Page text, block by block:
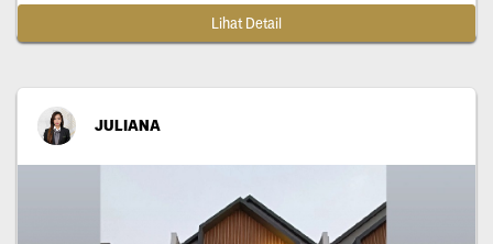
Lihat Detail
JULIANA